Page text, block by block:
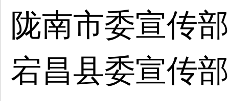
陇南市委宣传
宕昌县委宣传